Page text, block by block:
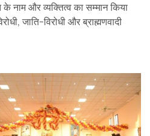
और व्यक्तित्व का सम्मान किया
जाति-विरोधी और ब्राह्मणवादी